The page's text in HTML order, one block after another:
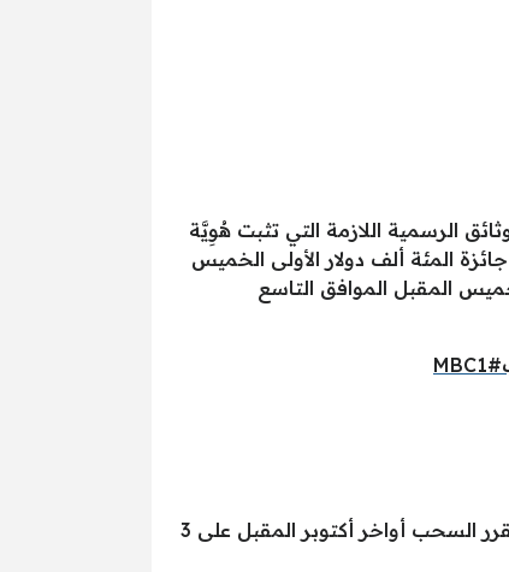
الرسمية اللازمة التي تثبت هُوِيَّة
المئة ألف دولار الأولى الخميس
المقبل الموافق التاسع
#MBC1
فاز المواطن السوداني محمد أحمد عبد الباقي أرباب والمقيم في السُّعُودية بجائزة المئة ألف دولار الأخيرة، وتقرر السحب أواخر أكتوبر المقبل على 3